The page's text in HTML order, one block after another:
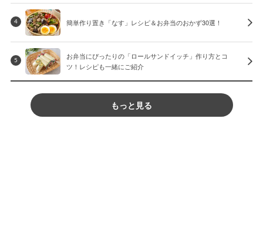
4 簡単作り置き「なす」レシピ＆お弁当のおかず30選！
5
お弁当にぴったりの「ロールサンドイッチ」作り方とコ
ツ！レシピも一緒にご紹介
もっと見る